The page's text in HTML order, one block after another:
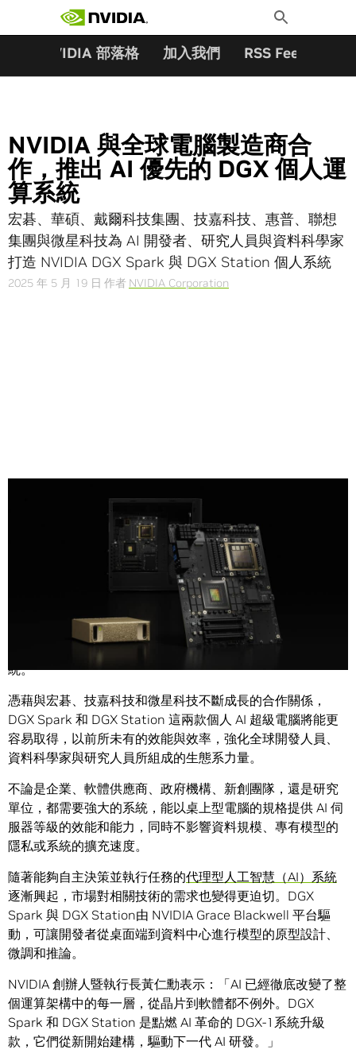
Toggle
Search
NVIDIA 部落格 加入我們 RSS Feeds
NVIDIA 與全球電腦製造商合
作，推出 AI 優先的 DGX 個人運
算系統
宏碁、華碩、戴爾科技集團、技嘉科技、惠普、聯想
集團與微星科技為 AI 開發者、研究人員與資料科學家
打造 NVIDIA DGX Spark 與 DGX Station 個人系統
2025 年 5 月 19 日 作者 NVIDIA Corporation
19日，台北訊】
NVIDIA 今日宣布台灣多家頂
尖系統製造商將打造 NVIDIA
DGX Spark
統。
憑藉與宏碁、技嘉科技和微星科技不斷成長的合作關係，
DGX Spark 和 DGX Station 這兩款個人 AI 超級電腦將能更
容易取得，以前所未有的效能與效率，強化全球開發人員、
資料科學家與研究人員所組成的生態系力量。
不論是企業、軟體供應商、政府機構、新創團隊，還是研究
單位，都需要強大的系統，能以桌上型電腦的規格提供 AI 伺
服器等級的效能和能力，同時不影響資料規模、專有模型的
隱私或系統的擴充速度。
隨著能夠自主決策並執行任務的代理型人工智慧（AI）系統
逐漸興起，市場對相關技術的需求也變得更迫切。DGX
Spark 與 DGX Station由 NVIDIA Grace Blackwell 平台驅
動，可讓開發者從桌面端到資料中心進行模型的原型設計、
微調和推論。
NVIDIA 創辦人暨執行長黃仁勳表示：「AI 已經徹底改變了整
個運算架構中的每一層，從晶片到軟體都不例外。DGX
Spark 和 DGX Station 是點燃 AI 革命的 DGX-1系統升級
款，它們從新開始建構，驅動下一代 AI 研發。」